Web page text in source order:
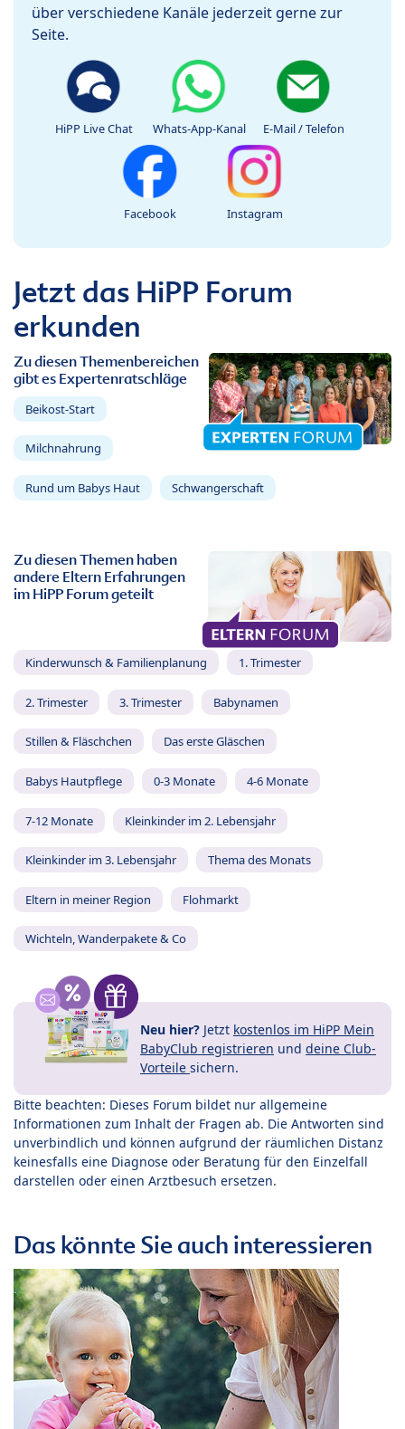
über verschiedene Kanäle jederzeit gerne zur
Seite.
HiPP Live Chat Whats-App-Kanal E-Mail / Telefon
Facebook Instagram
Jetzt das HiPP Forum
erkunden
Zu diesen Themenbereichen
gibt es Expertenratschläge
Beikost-Start
Milchnahrung
Rund um Babys Haut Schwangerschaft
Zu diesen Themen haben
andere Eltern Erfahrungen
im HiPP Forum geteilt
Kinderwunsch & Familienplanung 1. Trimester
2. Trimester 3. Trimester Babynamen
Stillen & Fläschchen Das erste Gläschen
Babys Hautpflege 0-3 Monate 4-6 Monate
7-12 Monate Kleinkinder im 2. Lebensjahr
Kleinkinder im 3. Lebensjahr Thema des Monats
Eltern in meiner Region Flohmarkt
Wichteln, Wanderpakete & Co
Neu hier? Jetzt kostenlos im HiPP Mein
BabyClub registrieren und deine Club-
Vorteile sichern.
Bitte beachten: Dieses Forum bildet nur allgemeine
Informationen zum Inhalt der Fragen ab. Die Antworten sind
unverbindlich und können aufgrund der räumlichen Distanz
keinesfalls eine Diagnose oder Beratung für den Einzelfall
darstellen oder einen Arztbesuch ersetzen.
Das könnte Sie auch interessieren